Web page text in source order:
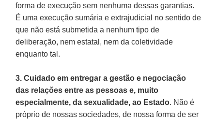
forma de execução sem nenhuma dessas garantias.
É uma execução sumária e extrajudicial no sentido de
que não está submetida a nenhum tipo de
deliberação, nem estatal, nem da coletividade
enquanto tal.
3. Cuidado em entregar a gestão e negociação
das relações entre as pessoas e, muito
especialmente, da sexualidade, ao Estado. Não é
próprio de nossas sociedades, de nossa forma de ser